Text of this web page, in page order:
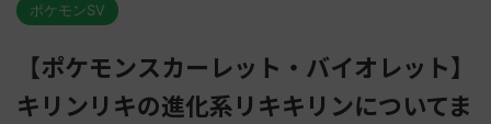
ポケモンSV
【ポケモンスカーレット・バイオレット】
キリンリキの進化系リキキリンについてま